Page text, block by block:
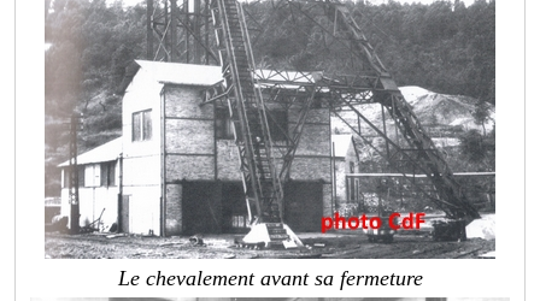
Le chevalement avant sa fermeture